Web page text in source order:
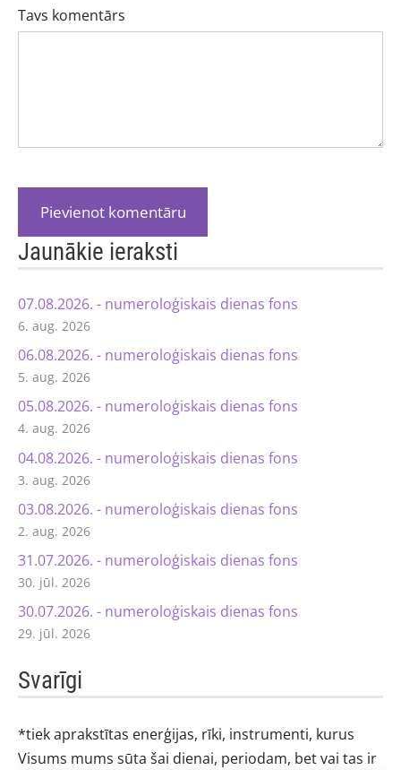
Jaunākie ieraksti
07.08.2026. - numeroloģiskais dienas fons
6. aug. 2026
06.08.2026. - numeroloģiskais dienas fons
5. aug. 2026
05.08.2026. - numeroloģiskais dienas fons
4. aug. 2026
04.08.2026. - numeroloģiskais dienas fons
3. aug. 2026
03.08.2026. - numeroloģiskais dienas fons
2. aug. 2026
31.07.2026. - numeroloģiskais dienas fons
30. jūl. 2026
30.07.2026. - numeroloģiskais dienas fons
29. jūl. 2026
Svarīgi
*tiek aprakstītas enerģijas, rīki, instrumenti, kurus
Visums mums sūta šai dienai, periodam, bet vai tas ir
Tavs komentārs